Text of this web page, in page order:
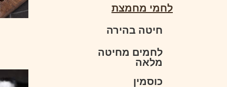
לחמי מחמצת
חיטה בהירה
לחמים מחיטה
מלאה
כוסמין